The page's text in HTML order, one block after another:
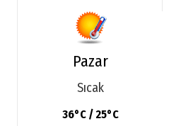
Pazar
Sıcak
36°C / 25°C